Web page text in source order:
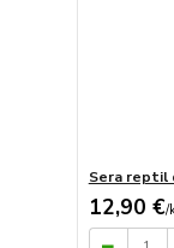
Sera reptil
12,90 €/